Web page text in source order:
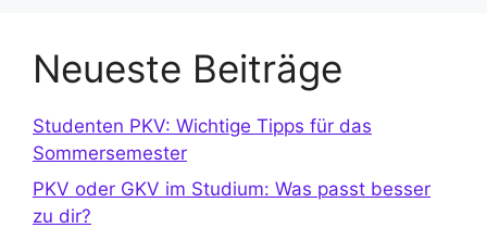
Neueste Beiträge
Studenten PKV: Wichtige Tipps für das
Sommersemester
PKV oder GKV im Studium: Was passt besser
zu dir?